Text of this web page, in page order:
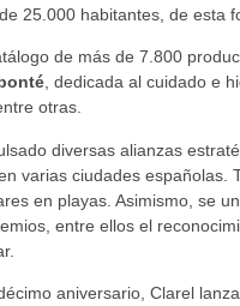
25.000 habitantes, de esta
de más de 7.800
, dedicada al cuidado e
otras.
diversas alianzas
varias ciudades
en playas. Asimismo, se
entre ellos el
aniversario, Clarel